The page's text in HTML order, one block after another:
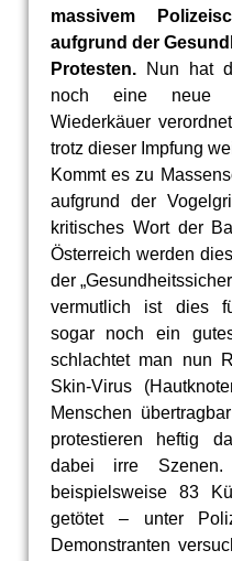
massivem
aufgrund der
Protesten.Nun hat
noch eine neue
Wiederkäuer
trotz dieser Impfung
Kommt es zu
aufgrund der
kritisches Wort der
Österreich werden
der
vermutlich ist dies
sogar noch ein
schlachtet man nun
Skin-Virus
Menschen
protestieren heftig
dabei irre
beispielsweise 83
getötet – unter
Demonstranten